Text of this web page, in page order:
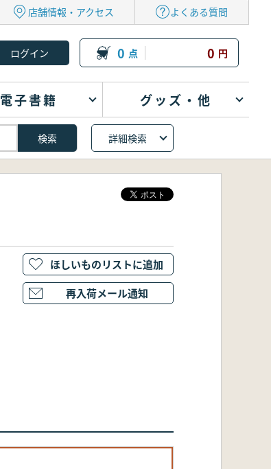
店舗情報・アクセス よくある質問
0 点 0 円
電子書籍 グッズ・他
詳細検索
ほしいものリストに追加
再入荷メール通知